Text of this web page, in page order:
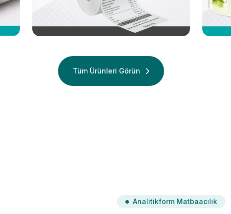
Termal
Termal Rulo
Tüm Ürünleri Görün
Analitikform Matbaacılık